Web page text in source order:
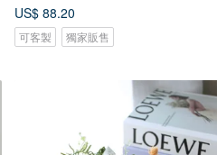
US$ 88.20
可客製 獨家販售